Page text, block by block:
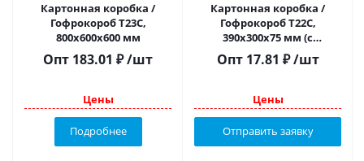
Картонная коробка /
Гофрокороб Т23С,
800х600х600 мм
Опт 183.01 ₽/шт
Цены
Подробнее
Картонная коробка /
Гофрокороб Т22С,
390х300х75 мм (с
прорубной ручкой)
Опт17.81 ₽ /шт
Цены
Отправить заявку